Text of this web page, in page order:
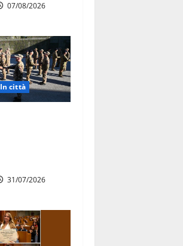
07/08/2026
In città
31/07/2026